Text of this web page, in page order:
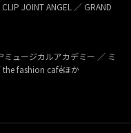
JOINT ANGEL ／ GRAND
ュージカルアカデミー ／ ミ
the fashion caféほか